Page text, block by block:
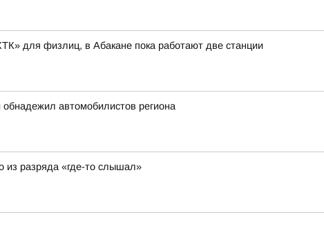
для физлиц, в Абакане пока работают две станции
автомобилистов региона
из разряда «где-то слышал»